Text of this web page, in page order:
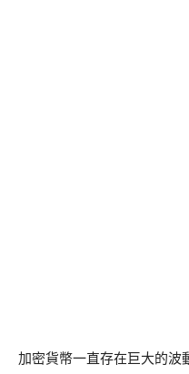
加密貨幣一直存在巨大的波